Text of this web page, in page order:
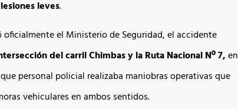
leves.
oficialmente el Ministerio de Seguridad, el accidente
del carril Chimbas y la Ruta Nacional Nº 7,en
personal policial realizaba maniobras operativas que
vehiculares en ambos sentidos.